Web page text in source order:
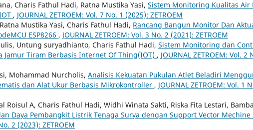
Charis Fathul Hadi, Ratna Mustika Yasi, Sistem Monitoring Kualitas Air
, JOURNAL ZETROEM: Vol. 7 No. 1 (2025): ZETROEM
Mustika Yasi, Charis Fathul Hadi, Rancang Bangun Monitor Dan
ESP8266 , JOURNAL ZETROEM: Vol. 3 No. 2 (2021): ZETROEM
Untung suryadhianto, Charis Fathul Hadi, Sistem Monitoring dan
Jamur Tiram Berbasis Internet Of Thing(IOT) , JOURNAL ZETROEM: Vol. 2
Mohammad Nurcholis, Analisis Kekuatan Pukulan Atlet Beladiri
dan Alat Ukur Berbasis Mikrokontroller , JOURNAL ZETROEM: Vol. 1
Roisul A, Charis Fathul Hadi, Widhi Winata Sakti, Riska Fita Lestari,
Daya Pembangkit Listrik Tenaga Surya dengan Support Vector Mechine
2 (2023): ZETROEM